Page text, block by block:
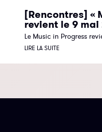
[Rencontres] «
revient le 9 mai
Le Music in Progress
LIRE LA SUITE